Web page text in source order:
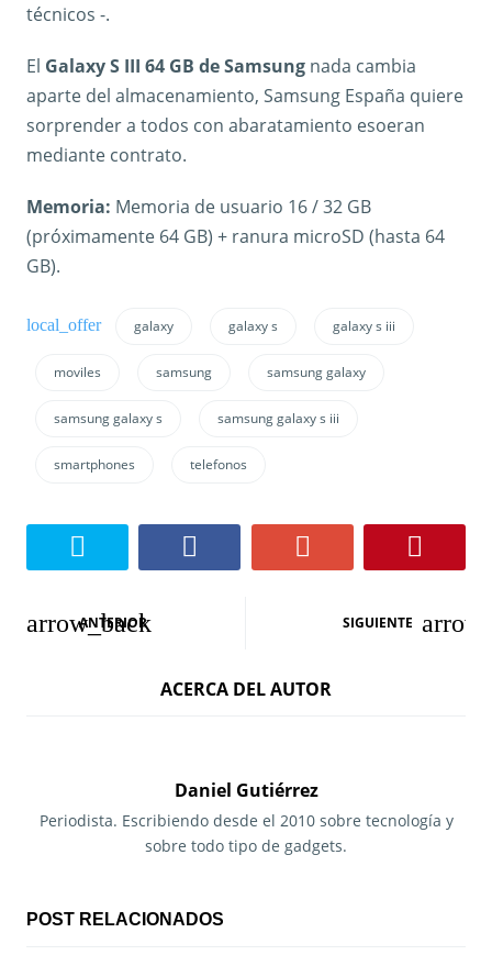
técnicos -.
El Galaxy S III 64 GB de Samsung nada cambia
aparte del almacenamiento, Samsung España quiere
sorprender a todos con abaratamiento esoeran
mediante contrato.
Memoria: Memoria de usuario 16 / 32 GB
(próximamente 64 GB) + ranura microSD (hasta 64
GB).
galaxy galaxy s galaxy s iii
moviles samsung samsung galaxy
samsung galaxy s samsung galaxy s iii
smartphones telefonos
N
a
i
ANTERIOR SIGUIENTE
ACERCA DEL AUTOR
Daniel Gutiérrez
Periodista. Escribiendo desde el 2010 sobre tecnología y
sobre todo tipo de gadgets.
POST RELACIONADOS